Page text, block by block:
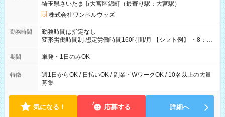
埼玉県さいたま市大宮区錦町（最寄り駅：大宮駅）
株式会社ワンベルウッズ
勤務時間
勤務時間は指定なし
変形労働時間制 想定労働時間160時間/月 【シフト例】 ・8：00
～21：00
期間 単発・1日のみOK
特徴
週1日からOK / 日払いOK / 副業・WワークOK / 10名以上の大量
募集
気になる！ 応募する 詳細へ